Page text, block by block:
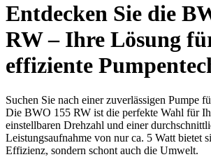
Entdecken Sie die
RW – Ihre Lösung
effiziente
Suchen Sie nach einer zuverlässigen Pumpe
Die BWO 155 RW ist die perfekte Wahl für
einstellbaren Drehzahl und einer
Leistungsaufnahme von nur ca. 5 Watt bietet
Effizienz, sondern schont auch die Umwelt.